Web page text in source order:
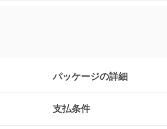
パッケージの詳細
支払条件